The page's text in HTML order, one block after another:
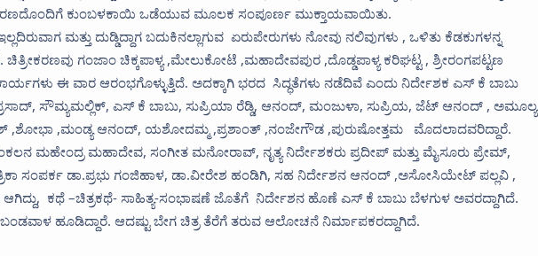
ಕುಂಬಳಕಾಯಿ ಒಡೆಯುವ ಮೂಲಕ ಸಂಪೂರ್ಣ ಮುಕ್ತಾಯವಾಯಿತು.
ಮತ್ತು ದುಡ್ಡಿದ್ದಾಗ ಬದುಕಿನಲ್ಲಾಗುವ ಏರುಪೇರುಗಳು ನೋವು ನಲಿವುಗಳು , ಒಳಿತು ಕೆಡಕುಗಳನ್ನ
ಗಂಜಾಂ ಚಿಕ್ಕಪಾಳ್ಯ ,ಮೇಲುಕೋಟೆ ,ಮಹಾದೇವಪುರ ,ದೊಡ್ಡಪಾಳ್ಯ ಕರಿಘಟ್ಟ , ಶ್ರೀರಂಗಪಟ್ಟಣ
ಈ ವಾರ ಆರಂಭಗೊಳ್ಳುತ್ತಿದೆ. ಅದಕ್ಕಾಗಿ ಭರದ ಸಿದ್ಧತೆಗಳು ನಡೆದಿವೆ ಎಂದು ನಿರ್ದೇಶಕ ಎಸ್ ಕೆ ಬಾಬು
ಸೌಮ್ಯಮಲ್ಲಿಕ್, ಎಸ್ ಕೆ ಬಾಬು, ಸುಪ್ರಿಯಾ ರೆಡ್ಡಿ, ಆನಂದ್, ಮಂಜುಳಾ, ಸುಪ್ರಿಯ, ಜೆಟ್ ಆನಂದ್ , ಅಮೂಲ್ಯ
,ಶೋಭಾ ,ಮಂಡ್ಯ ಆನಂದ್, ಯಶೋದಮ್ಮ ,ಪ್ರಶಾಂತ್ ,ನಂಜೇಗೌಡ ,ಪುರುಷೋತ್ತಮ ಮೊದಲಾದವರಿದ್ದಾರೆ.
ಮಹೇಂದ್ರ ಮಹಾದೇವ, ಸಂಗೀತ ಮನೋರಾವ್, ನೃತ್ಯ ನಿರ್ದೇಶಕರು ಪ್ರದೀಪ್ ಮತ್ತು ಮೈಸೂರು ಪ್ರೇಮ್,
ಸಂಪರ್ಕ ಡಾ.ಪ್ರಭು ಗಂಜಿಹಾಳ, ಡಾ.ವೀರೇಶ ಹಂಡಿಗಿ, ಸಹ ನಿರ್ದೇಶನ ಆನಂದ್ ,ಅಸೋಸಿಯೇಟ್ ಪಲ್ಲವಿ ,
ಕಥೆ –ಚಿತ್ರಕಥೆ- ಸಾಹಿತ್ಯ-ಸಂಭಾಷಣೆ ಜೊತೆಗೆ ನಿರ್ದೇಶನ ಹೊಣೆ ಎಸ್ ಕೆ ಬಾಬು ಬೆಳಗುಳ ಅವರದ್ದಾಗಿದೆ.
ಹೂಡಿದ್ದಾರೆ. ಆದಷ್ಟು ಬೇಗ ಚಿತ್ರ ತೆರೆಗೆ ತರುವ ಆಲೋಚನೆ ನಿರ್ಮಾಪಕರದ್ದಾಗಿದೆ.